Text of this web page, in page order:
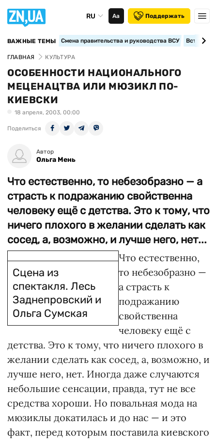
RU Аа Поддержать
ВАЖНЫЕ ТЕМЫ Смена правительства и руководства ВСУ
ГЛАВНАЯ КУЛЬТУРА
ОСОБЕННОСТИ НАЦИОНАЛЬНОГО
МЕЦЕНАЦТВА ИЛИ МЮЗИКЛ ПО-
КИЕВСКИ
18 апреля, 2003, 00:00
Поделиться
Автор
Ольга Мень
Что естественно, то небезобразно — а
страсть к подражанию свойственна
человеку ещё с детства. Это к тому, что
ничего плохого в желании сделать как
сосед, а, возможно, и лучше него, нет...
Сцена из
спектакля. Лесь
Заднепровский и
Ольга Сумская
Что естественно,
то небезобразно —
а страсть к
подражанию
свойственна
человеку ещё с
детства. Это к тому, что ничего плохого в
желании сделать как сосед, а, возможно, и
лучше него, нет. Иногда даже случаются
небольшие сенсации, правда, тут не все
средства хороши. Но повальная мода на
мюзиклы докатилась и до нас — и это
факт, перед которым поставила киевского